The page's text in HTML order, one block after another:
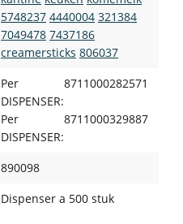
5748237 4440004 321384
7049478 7437186
creamersticks 806037
Per
DISPENSER:
8711000282571
Per
DISPENSER:
8711000329887
890098
Dispenser a 500 stuk